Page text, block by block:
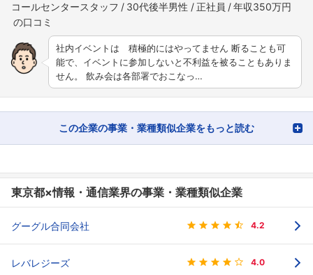
コールセンタースタッフ 30代後半男性 正社員 年収350万円
社内イベントは 積極的にはやってません 断ることも可
能で、イベントに参加しないと不利益を被ることもありま
せん。 飲み会は各部署でおこなっ…
この企業の事業・業種類似企業をもっと読む
東京都×情報・通信業界の事業・業種類似企業
グーグル合同会社 4.2
レバレジーズ 4.0